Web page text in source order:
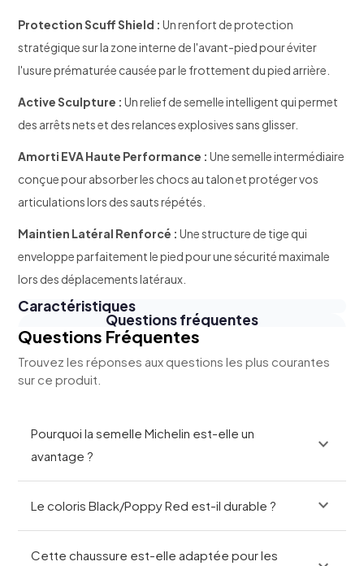
Protection Scuff Shield : Un renfort de protection
stratégique sur la zone interne de l'avant-pied pour éviter
l'usure prématurée causée par le frottement du pied arrière.
Active Sculpture : Un relief de semelle intelligent qui permet
des arrêts nets et des relances explosives sans glisser.
Amorti EVA Haute Performance : Une semelle intermédiaire
conçue pour absorber les chocs au talon et protéger vos
articulations lors des sauts répétés.
Maintien Latéral Renforcé : Une structure de tige qui
enveloppe parfaitement le pied pour une sécurité maximale
lors des déplacements latéraux.
Caractéristiques
Questions fréquentes
Questions Fréquentes
Trouvez les réponses aux questions les plus courantes
sur ce produit.
Pourquoi la semelle Michelin est-elle un
avantage ?
expand_more
Le coloris Black/Poppy Red est-il durable ? expand_more
Cette chaussure est-elle adaptée pour les